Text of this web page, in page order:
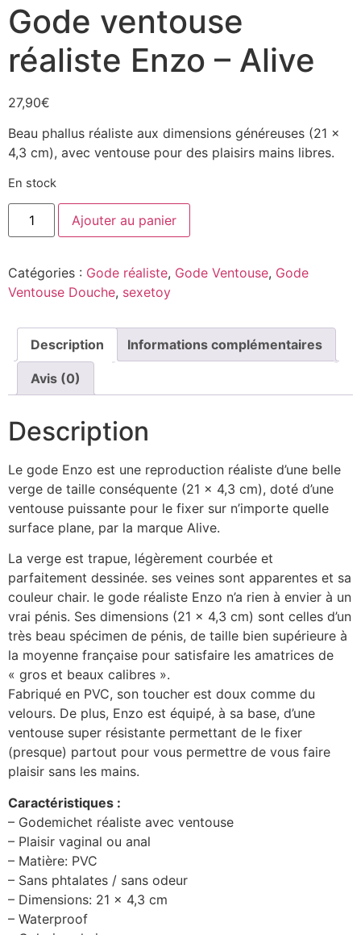
Gode ventouse
réaliste Enzo – Alive
27,90€
Beau phallus réaliste aux dimensions généreuses (21 x
4,3 cm), avec ventouse pour des plaisirs mains libres.
En stock
Ajouter au panier
Catégories : Gode réaliste, Gode Ventouse, Gode
Ventouse Douche, sexetoy
Description Informations complémentaires
Avis (0)
Description
Le gode Enzo est une reproduction réaliste d’une belle
verge de taille conséquente (21 x 4,3 cm), doté d’une
ventouse puissante pour le fixer sur n’importe quelle
surface plane, par la marque Alive.
La verge est trapue, légèrement courbée et
parfaitement dessinée. ses veines sont apparentes et sa
couleur chair. le gode réaliste Enzo n’a rien à envier à un
vrai pénis. Ses dimensions (21 x 4,3 cm) sont celles d’un
très beau spécimen de pénis, de taille bien supérieure à
la moyenne française pour satisfaire les amatrices de
« gros et beaux calibres ».
Fabriqué en PVC, son toucher est doux comme du
velours. De plus, Enzo est équipé, à sa base, d’une
ventouse super résistante permettant de le fixer
(presque) partout pour vous permettre de vous faire
plaisir sans les mains.
Caractéristiques :
– Godemichet réaliste avec ventouse
– Plaisir vaginal ou anal
– Matière: PVC
– Sans phtalates / sans odeur
– Dimensions: 21 x 4,3 cm
– Waterproof